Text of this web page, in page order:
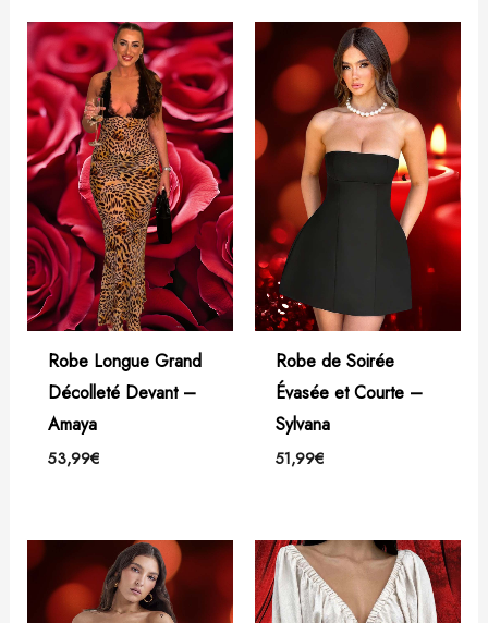
Robe Longue Grand
Décolleté Devant –
Amaya
53,99€
Robe de Soirée
Évasée et Courte –
Sylvana
51,99€